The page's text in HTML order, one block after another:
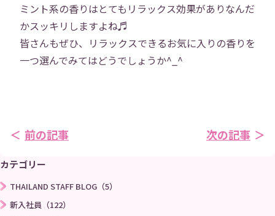
会社概要 事業内容
役員紹介 社員紹介
社員インタビュー
プロジェクト
ミント系の香りはとてもリラックス効果がありなんだ
かスッキリしますよね♬
皆さんもぜひ、リラックスできるお気に入りの香りを
一つ選んでみてはどうでしょうか^_^
前の記事 次の記事
カテゴリー
THAILAND STAFF BLOG（5）
新入社員（122）